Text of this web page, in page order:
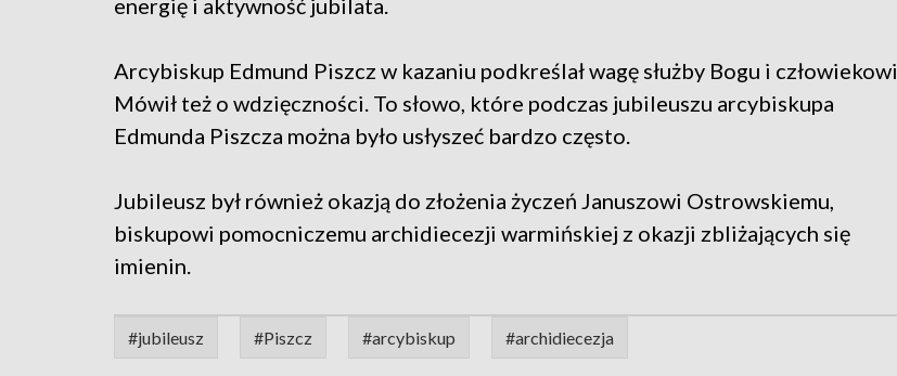
Arcybiskup Edmund Piszcz w kazaniu podkreślał wagę służby Bogu i człowiekowi.
Mówił też o wdzięczności. To słowo, które podczas jubileuszu arcybiskupa
Edmunda Piszcza można było usłyszeć bardzo często.
Jubileusz był również okazją do złożenia życzeń Januszowi Ostrowskiemu,
biskupowi pomocniczemu archidiecezji warmińskiej z okazji zbliżających się
imienin.
#jubileusz #Piszcz #arcybiskup #archidiecezja